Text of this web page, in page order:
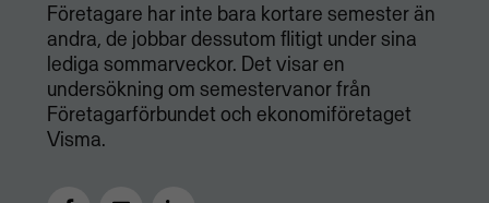
Företagare har inte bara kortare semester än
andra, de jobbar dessutom flitigt under sina
lediga sommarveckor. Det visar en
undersökning om semestervanor från
Företagarförbundet och ekonomiföretaget
Visma.